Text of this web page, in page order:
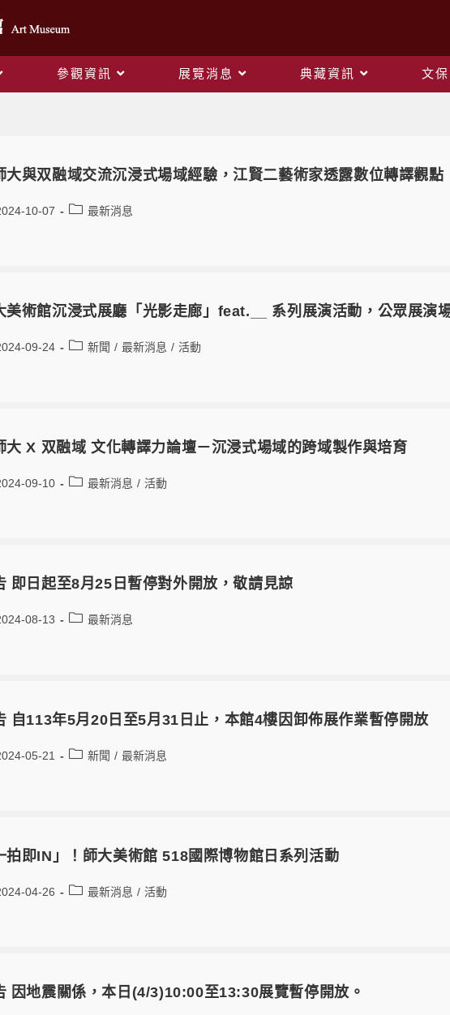
參觀資訊 展覽消息 典藏資訊 文
大與双融域交流沉浸式場域經驗，江賢二藝術家透露數位轉譯觀點
10-07 最新消息
美術館沉浸式展廳「光影走廊」feat.__ 系列展演活動，公眾展演
09-24 新聞 / 最新消息 / 活動
大 X 双融域 文化轉譯力論壇－沉浸式場域的跨域製作與培育
09-10 最新消息 / 活動
即日起至8月25日暫停對外開放，敬請見諒
08-13 最新消息
自113年5月20日至5月31日止，本館4樓因卸佈展作業暫停開放
05-21 新聞 / 最新消息
拍即IN」！師大美術館 518國際博物館日系列活動
04-26 最新消息 / 活動
因地震關係，本日(4/3)10:00至13:30展覽暫停開放。